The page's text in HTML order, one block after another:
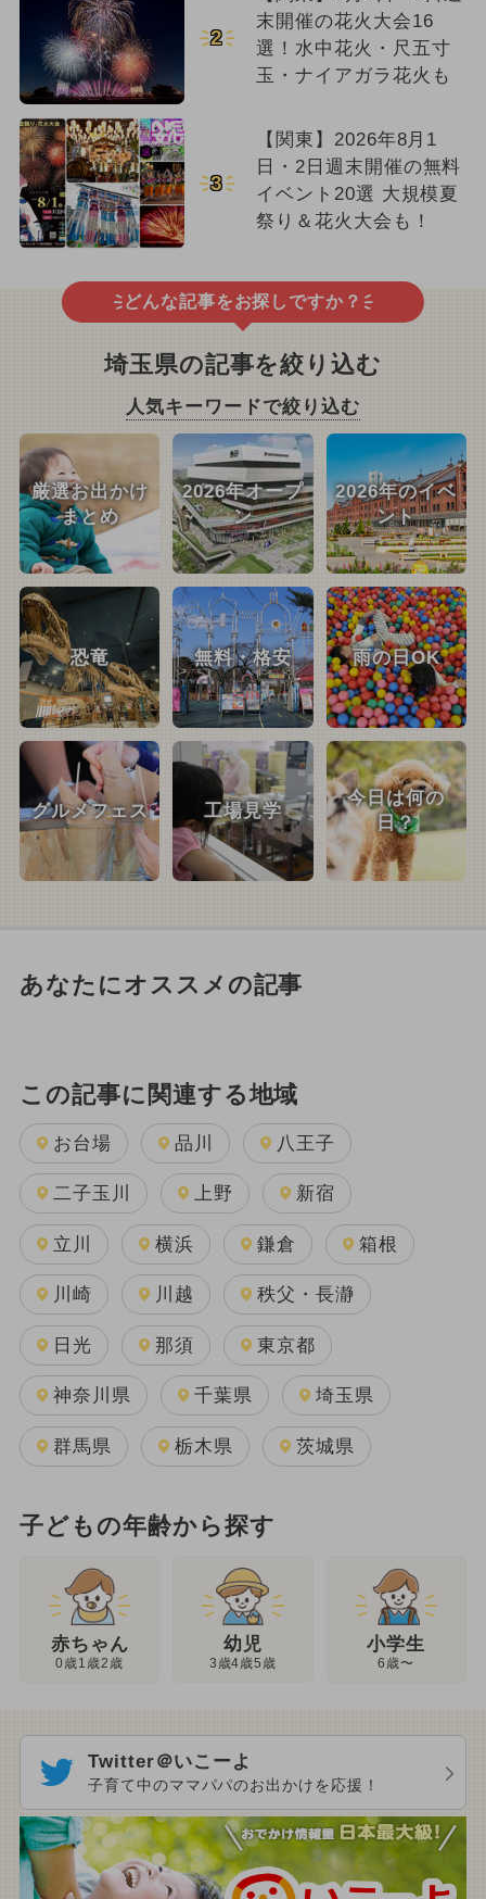
2
末開催の花火大会16
選！水中花火・尺五寸
玉・ナイアガラ花火も
3
【関東】2026年8月1
日・2日週末開催の無料
イベント20選 大規模夏
祭り＆花火大会も！
どんな記事をお探しですか？
埼玉県の記事を絞り込む
人気キーワードで絞り込む
厳選お出かけ
まとめ
2026年オープ
ン
2026年のイベ
ント
恐竜 無料・格安 雨の日OK
グルメフェス 工場見学
今日は何の
日？
あなたにオススメの記事
この記事に関連する地域
お台場 品川 八王子
二子玉川 上野 新宿
立川 横浜 鎌倉 箱根
川崎 川越 秩父・長瀞
日光 那須 東京都
神奈川県 千葉県 埼玉県
群馬県 栃木県 茨城県
子どもの年齢から探す
赤ちゃん
0歳1歳2歳
幼児
3歳4歳5歳
小学生
6歳〜
Twitter＠いこーよ
子育て中のママパパのお出かけを応援！